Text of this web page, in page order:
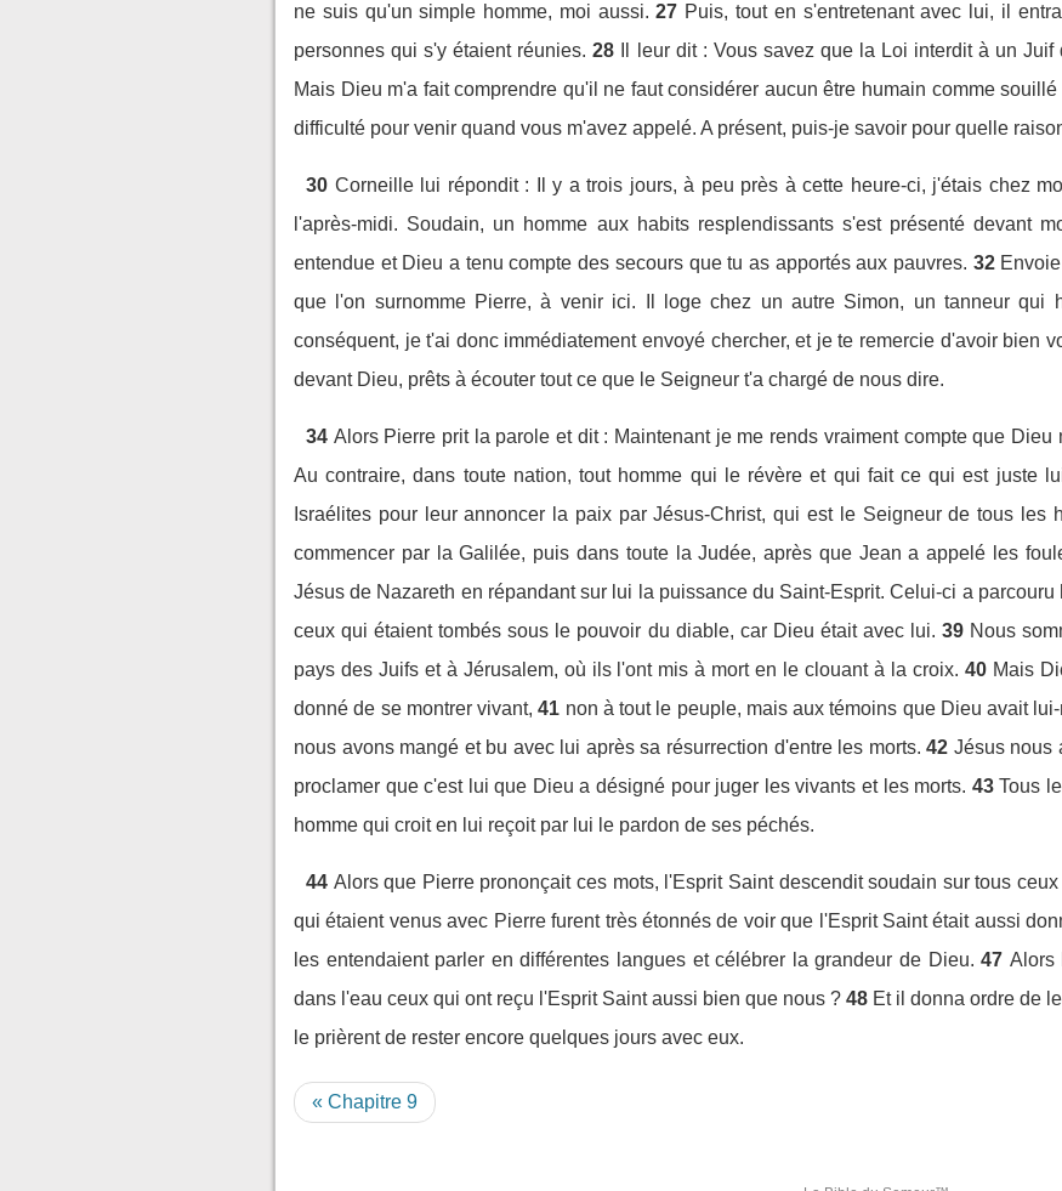
ne suis qu'un simple homme, moi aussi. 27 Puis, tout en s'entretenant avec lui, il
personnes qui s'y étaient réunies. 28
Il leur dit : Vous savez que la Loi interdit à un
Mais Dieu m'a fait comprendre qu'il ne faut considérer aucun être humain comme souillé
difficulté pour venir quand vous m'avez appelé. A présent, puis-je savoir pour quelle
30 Corneille lui répondit : Il y a trois jours, à peu près à cette heure-ci, j'étais chez
l'après-midi. Soudain, un homme aux habits resplendissants s'est présenté devant
entendue et Dieu a tenu compte des secours que tu as apportés aux pauvres. 32
que l'on surnomme Pierre, à venir ici. Il loge chez un autre Simon, un tanneur qui
conséquent, je t'ai donc immédiatement envoyé chercher, et je te remercie d'avoir bien
devant Dieu, prêts à écouter tout ce que le Seigneur t'a chargé de nous dire.
34 Alors Pierre prit la parole et dit : Maintenant je me rends vraiment compte que
Au contraire, dans toute nation, tout homme qui le révère et qui fait ce qui est juste
Israélites pour leur annoncer la paix par Jésus-Christ, qui est le Seigneur de tous les
commencer par la Galilée, puis dans toute la Judée, après que Jean a appelé les
Jésus de Nazareth en répandant sur lui la puissance du Saint-Esprit. Celui-ci a
ceux qui étaient tombés sous le pouvoir du diable, car Dieu était avec lui. 39 Nous
pays des Juifs et à Jérusalem, où ils l'ont mis à mort en le clouant à la croix. 40 Mais
donné de se montrer vivant, 41 non à tout le peuple, mais aux témoins que Dieu avait
nous avons mangé et bu avec lui après sa résurrection d'entre les morts. 42 Jésus nous
proclamer que c'est lui que Dieu a désigné pour juger les vivants et les morts. 43 Tous
homme qui croit en lui reçoit par lui le pardon de ses péchés.
44 Alors que Pierre prononçait ces mots, l'Esprit Saint descendit soudain sur tous
qui étaient venus avec Pierre furent très étonnés de voir que l'Esprit Saint était aussi
les entendaient parler en différentes langues et célébrer la grandeur de Dieu. 47 Alors
dans l'eau ceux qui ont reçu l'Esprit Saint aussi bien que nous ? 48 Et il donna ordre de
le prièrent de rester encore quelques jours avec eux.
« Chapitre 9